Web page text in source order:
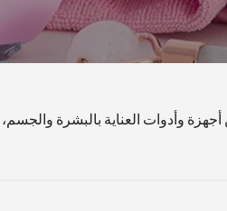
وأدوات العناية بالبشرة والجسم،